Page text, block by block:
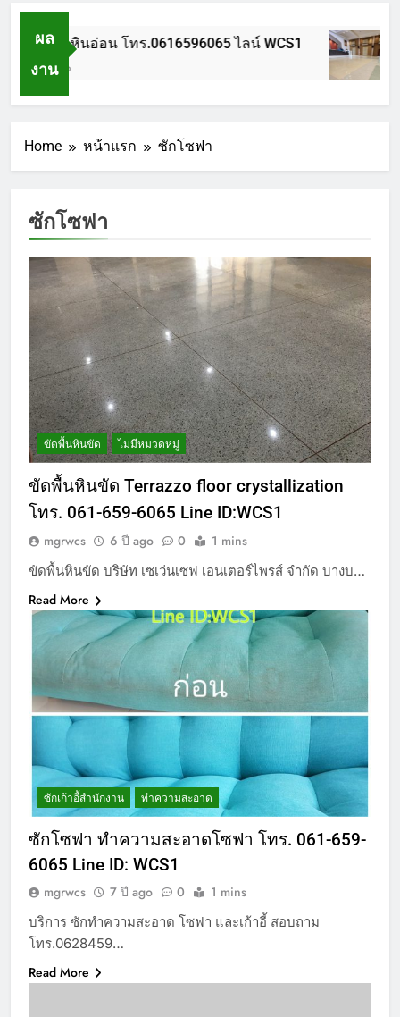
ผล
งาน
ขัดพื้นหินอ่อน โทร.0616596065 ไลน์ WCS1
1 ปี Ago
Home หน้าแรก ซักโซฟา
ซักโซฟา
ขัดพื้นหินขัด ไม่มีหมวดหมู่
ขัดพื้นหินขัด Terrazzo floor crystallization
โทร. 061-659-6065 Line ID:WCS1
mgrwcs 6 ปี ago 0 1 mins
ขัดพื้นหินขัด บริษัท เซเว่นเซฟ เอนเตอร์ไพรส์ จำกัด บางบ…
Read More
ซักเก้าอี้สำนักงาน ทำความสะอาด
ซักโซฟา ทำความสะอาดโซฟา โทร. 061-659-
6065 Line ID: WCS1
mgrwcs 7 ปี ago 0 1 mins
บริการ ซักทำความสะอาด โซฟา และเก้าอี้ สอบถาม
โทร.0628459…
Read More